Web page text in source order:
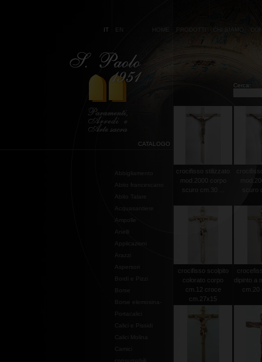
IT EN HOME PRODOTTI CHI SIAMO
Cerca:
CATALOGO
Abbigliamento
Abito francescano
Abito Talare
Acquasantiere
Ampolle
Anelli
Applicazioni
Arazzi
Aspersori
Bordi e Pizzi
Borse
Borse elemosina-
Portacalici
Calici e Pissidi
Calici Molina
crocifisso stilizzato
mod.2000 corpo
scuro cm.30 ...
scuro
crocifisso scolpito
colorato corpo
cm.12 croce
cm.27x15
dipinto a
cm.20